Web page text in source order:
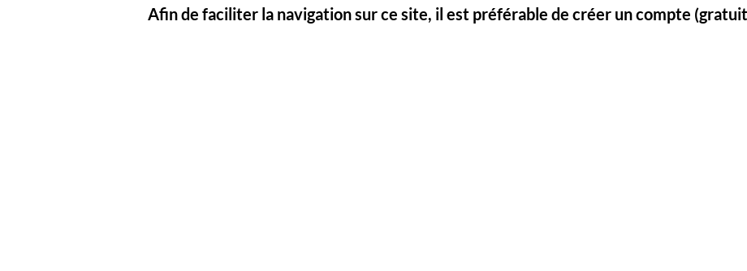
Afin de faciliter la navigation sur ce site, il est préférable de créer un compte